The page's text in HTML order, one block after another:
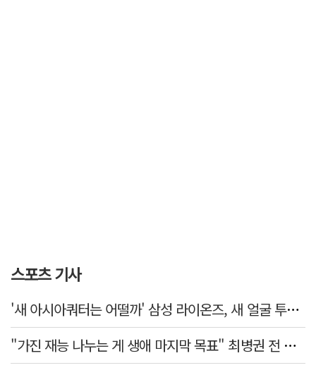
스포츠 기사
'새 아시아쿼터는 어떨까' 삼성 라이온즈, 새 얼굴 투수 미야모리 영입
"가진 재능 나누는 게 생애 마지막 목표" 최병권 전 대구체고 복싱 감독